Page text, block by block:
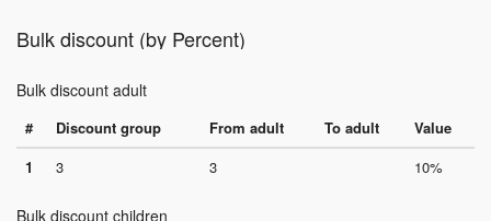
Bulk discount (by Percent)
Bulk discount adult
# Discount group From adult To adult
Value
1
3 3 10%
Bulk discount children